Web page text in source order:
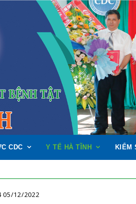
CDC Y TẾ HÀ TĨNH KIỂM
05/12/2022